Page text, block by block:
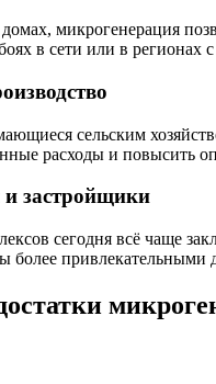
микрогенерация
в сети или в
сельским
расходы и повысить
застройщики
сегодня всё чаще
более